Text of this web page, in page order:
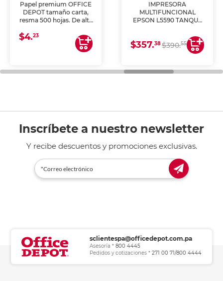
Papel premium OFFICE
DEPOT tamaño carta,
resma 500 hojas. De alta
uniforme, ideal para
impresoras de inyección
de tinta y láser,
general de oficina.
$4.23
IMPRESORA
MULTIFUNCIONAL
EPSON L5590 TANQUE
COPIA Y ESCANEA)
$357.38$390.55
Inscríbete a nuestro newsletter
Y recibe descuentos y promociones exclusivas.
sclientespa@officedepot.com.pa
Asesoría * 800 4445
Pedidos y cotizaciones * 271 00 71/800 4444